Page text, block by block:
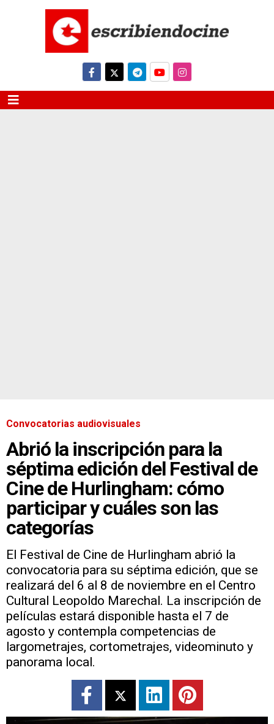
Convocatorias audiovisuales
Abrió la inscripción para la
séptima edición del Festival de
Cine de Hurlingham: cómo
participar y cuáles son las
categorías
El Festival de Cine de Hurlingham abrió la
convocatoria para su séptima edición, que se
realizará del 6 al 8 de noviembre en el Centro
Cultural Leopoldo Marechal. La inscripción de
películas estará disponible hasta el 7 de
agosto y contempla competencias de
largometrajes, cortometrajes, videominuto y
panorama local.